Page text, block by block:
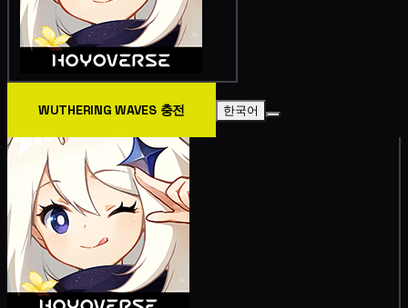
WUTHERING WAVES 충전 한국어